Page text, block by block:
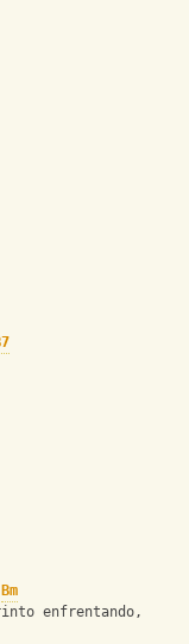
Bm
enfrentando,